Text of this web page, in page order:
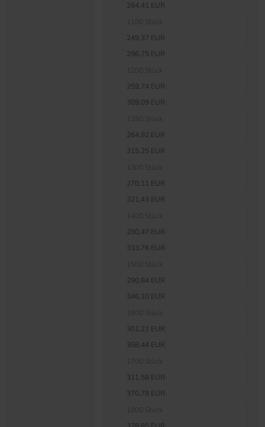
284,41 EUR
249,37 EUR
296,75 EUR
259,74 EUR
309,09 EUR
264,92 EUR
315,25 EUR
270,11 EUR
321,43 EUR
280,47 EUR
333,76 EUR
290,84 EUR
346,10 EUR
301,21 EUR
358,44 EUR
311,58 EUR
370,78 EUR